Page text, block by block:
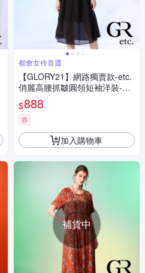
都會女伶首選
【GLORY21】網路獨賣款-etc.
俏麗高腰抓皺圓領短袖洋裝-黑
色
$888
券
加入購物車
補貨中